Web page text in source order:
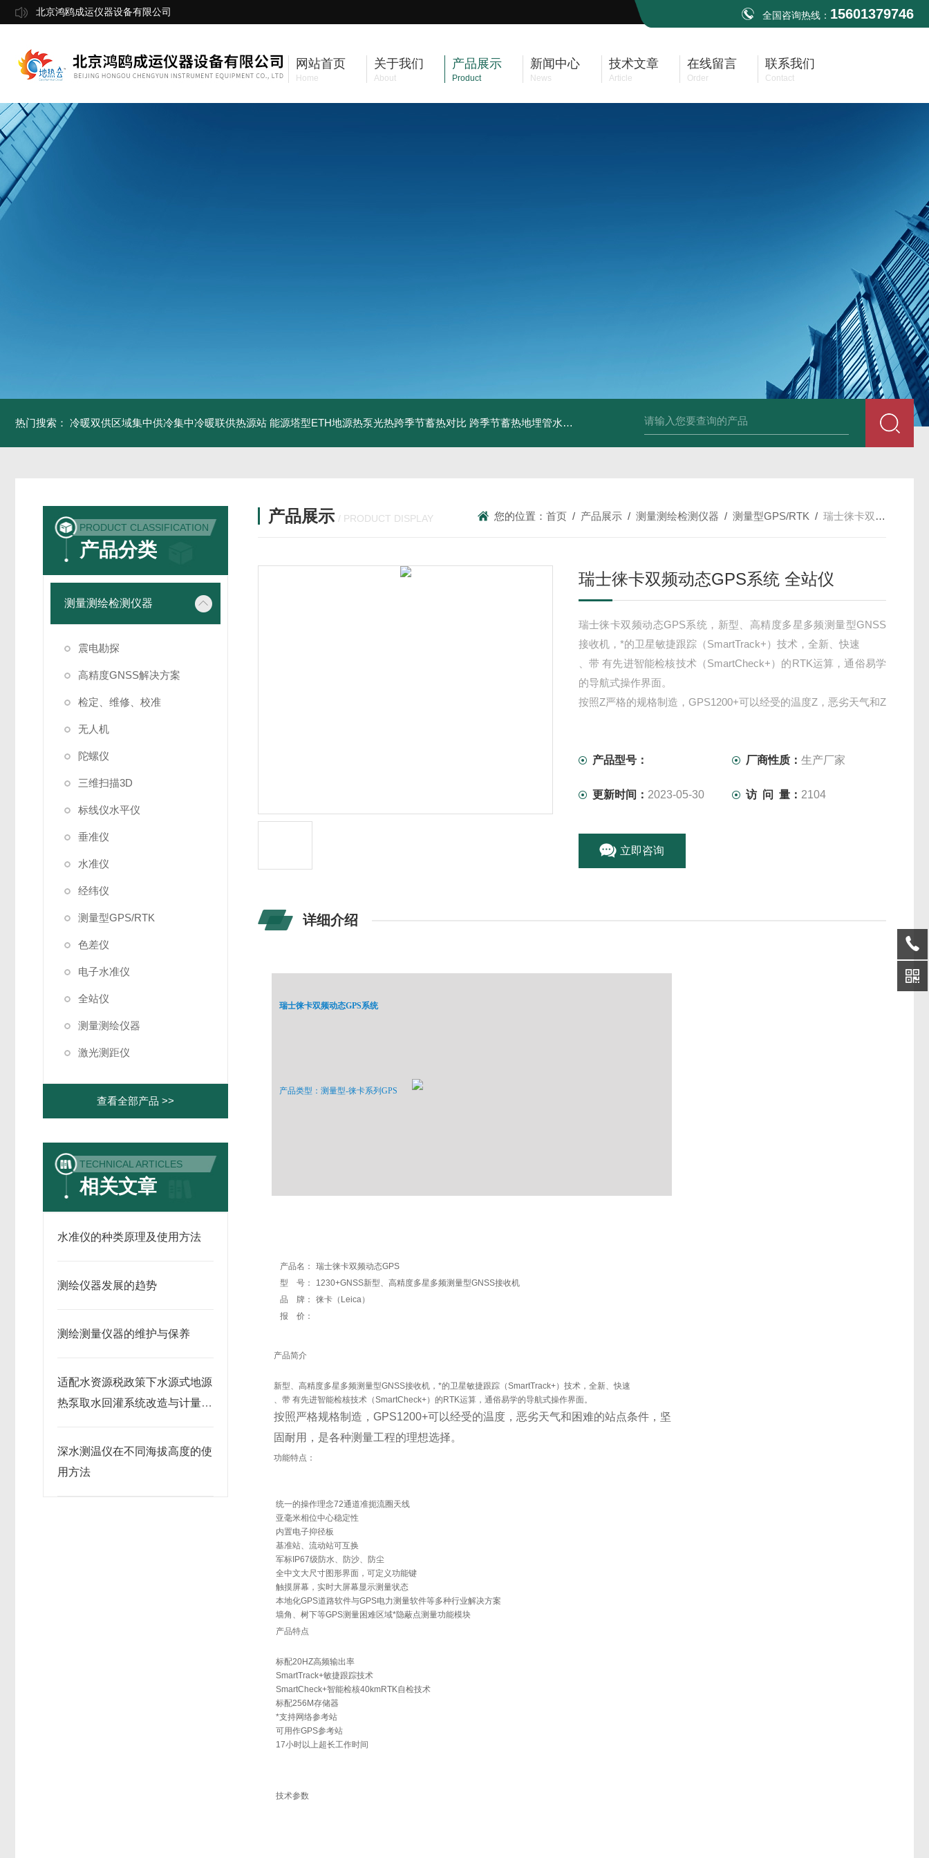
北京鸿鸥成运仪器设备有限公司 全国咨询热线： 15601379746
网站首页
Home
关于我们
About
产品展示
Product
新闻中心
News
技术文章
Article
在线留言
Order
联系我们
Contact
热门搜索： 冷暖双供区域集中供冷集中冷暖联供热源站 能源塔型ETH地源热泵光热跨季节蓄热对比 跨季节蓄热地埋管水池湖面储热技术研究对比 中深浅层地源热泵空调系统运行故障诊断修复 冷暖双
PRODUCT CLASSIFICATION
产品分类
测量测绘检测仪器
震电勘探
高精度GNSS解决方案
检定、维修、校准
无人机
陀螺仪
三维扫描3D
标线仪水平仪
垂准仪
水准仪
经纬仪
测量型GPS/RTK
色差仪
电子水准仪
全站仪
测量测绘仪器
激光测距仪
查看全部产品 >>
TECHNICAL ARTICLES
相关文章
水准仪的种类原理及使用方法
测绘仪器发展的​趋势
测绘测量仪器的维护与保养
适配水资源税政策下水源式地源
热泵取水回灌系统改造与计量监
深水测温仪在不同海拔高度的使
用方法
产品展示 / PRODUCT DISPLAY 您的位置：首页 / 产品展示 /测量测绘检测仪器 /测量型GPS/RTK /瑞士徕卡双频动态GPS系统 全站仪
瑞士徕卡双频动态GPS系统 全站仪
瑞士徕卡双频动态GPS系统，新型、高精度多星多频测量型GNSS
接收机，*的卫星敏捷跟踪（SmartTrack+）技术，全新、快速
、带 有先进智能检核技术（SmartCheck+）的RTK运算，通俗易学
的导航式操作界面。
按照Z严格的规格制造，GPS1200+可以经受的温度Z，恶劣天气和Z
产品型号：
厂商性质：生产厂家
更新时间： 2023-05-30 访 问 量： 2104
立即咨询
详细介绍
瑞士徕卡双频动态GPS系统
产品类型：测量型-徕卡系列GPS
产品名：
瑞士徕卡双频动态GPS
型 号：
1230+GNSS新型、高精度多星多频测量型GNSS接收机
品 牌：
徕卡（Leica）
报 价：
产品简介
新型、高精度多星多频测量型GNSS接收机，*的卫星敏捷跟踪（SmartTrack+）技术，全新、快速
、带 有先进智能检核技术（SmartCheck+）的RTK运算，通俗易学的导航式操作界面。
按照严格规格制造，GPS1200+可以经受的温度，恶劣天气和困难的站点条件，坚
固耐用，是各种测量工程的理想选择。
功能特点：
统一的操作理念72通道准扼流圈天线
亚毫米相位中心稳定性
内置电子抑径板
基准站、流动站可互换
军标IP67级防水、防沙、防尘
全中文大尺寸图形界面，可定义功能键
触摸屏幕，实时大屏幕显示测量状态
本地化GPS道路软件与GPS电力测量软件等多种行业解决方案
墙角、树下等GPS测量困难区域*隐蔽点测量功能模块
产品特点
标配20HZ高频输出率
SmartTrack+敏捷跟踪技术
SmartCheck+智能检核40kmRTK自检技术
标配256M存储器
*支持网络参考站
可用作GPS参考站
17小时以上超长工作时间
技术参数